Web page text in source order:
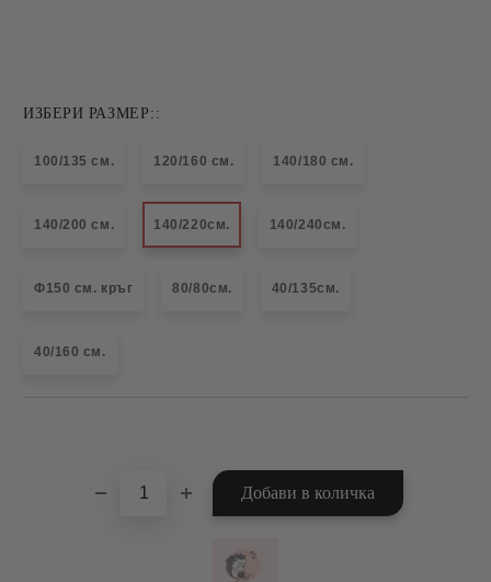
ИЗБЕРИ РАЗМЕР::
100/135 см. 120/160 см. 140/180 см.
140/200 см. 140/220см. 140/240см.
Ф150 см. кръг 80/80см. 40/135см.
40/160 см.